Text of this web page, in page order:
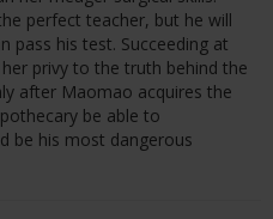
perfect teacher, but he will
pass his test. Succeeding at
privy to the truth behind the
after Maomao acquires the
be able to
be his most dangerous